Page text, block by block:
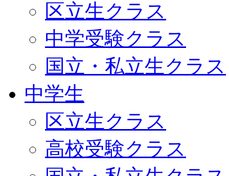
区立生クラス
中学受験クラス
国立・私立生クラス
中学生
区立生クラス
高校受験クラス